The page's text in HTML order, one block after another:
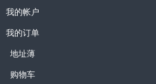
我的帐户
我的订单
地址薄
购物车